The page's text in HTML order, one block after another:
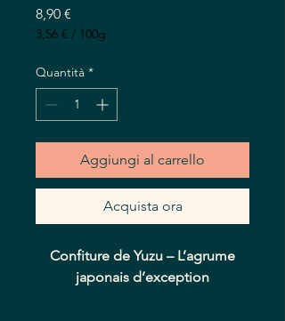
8,90 €
3,56 € / 100g
ogni
100
Grammi
Quantità *
Aggiungi al carrello
Acquista ora
Confiture de Yuzu – L’agrume
japonais d’exception